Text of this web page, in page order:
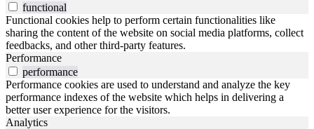
functional
Functional cookies help to perform certain functionalities like
sharing the content of the website on social media platforms, collect
feedbacks, and other third-party features.
Performance
performance
Performance cookies are used to understand and analyze the key
performance indexes of the website which helps in delivering a
better user experience for the visitors.
Analytics